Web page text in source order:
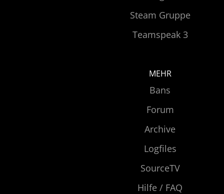
Steam Gruppe
Teamspeak 3
MEHR
Bans
Forum
Archive
Logfiles
SourceTV
Hilfe / FAQ